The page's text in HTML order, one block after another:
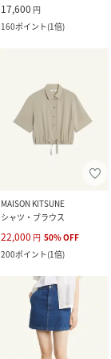
17,600 円
160ポイント(1倍)
MAISON KITSUNE
シャツ・ブラウス
22,000 円 50%OFF
200ポイント(1倍)